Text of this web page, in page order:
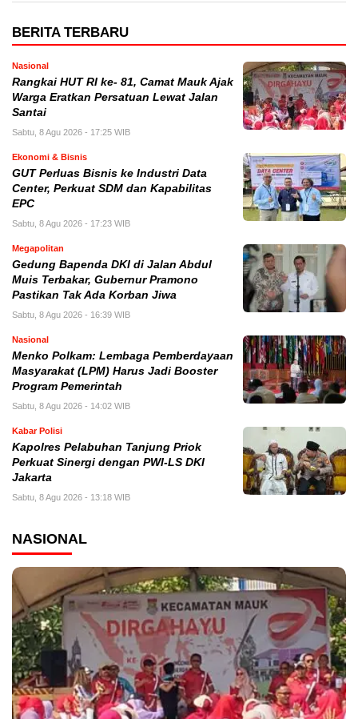
BERITA TERBARU
Nasional
Rangkai HUT RI ke- 81, Camat Mauk Ajak
Warga Eratkan Persatuan Lewat Jalan
Santai
Sabtu, 8 Agu 2026 - 17:25 WIB
Ekonomi & Bisnis
GUT Perluas Bisnis ke Industri Data
Center, Perkuat SDM dan Kapabilitas
EPC
Sabtu, 8 Agu 2026 - 17:23 WIB
Megapolitan
Gedung Bapenda DKI di Jalan Abdul
Muis Terbakar, Gubernur Pramono
Pastikan Tak Ada Korban Jiwa
Sabtu, 8 Agu 2026 - 16:39 WIB
Nasional
Menko Polkam: Lembaga Pemberdayaan
Masyarakat (LPM) Harus Jadi Booster
Program Pemerintah
Sabtu, 8 Agu 2026 - 14:02 WIB
Kabar Polisi
Kapolres Pelabuhan Tanjung Priok
Perkuat Sinergi dengan PWI-LS DKI
Jakarta
Sabtu, 8 Agu 2026 - 13:18 WIB
NASIONAL